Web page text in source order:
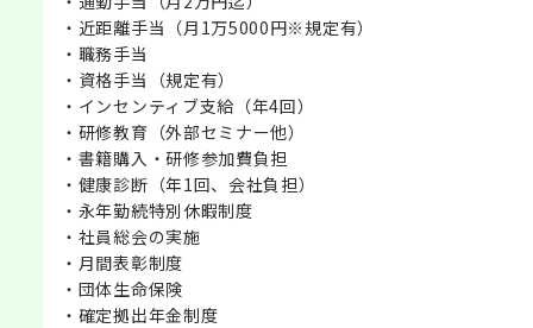
・近距離手当（月1万5000円※規定有）
・職務手当
・資格手当（規定有）
・インセンティブ支給（年4回）
・研修教育（外部セミナー他）
・書籍購入・研修参加費負担
・健康診断（年1回、会社負担）
・永年勤続特別休暇制度
・社員総会の実施
・月間表彰制度
・団体生命保険
・確定拠出年金制度